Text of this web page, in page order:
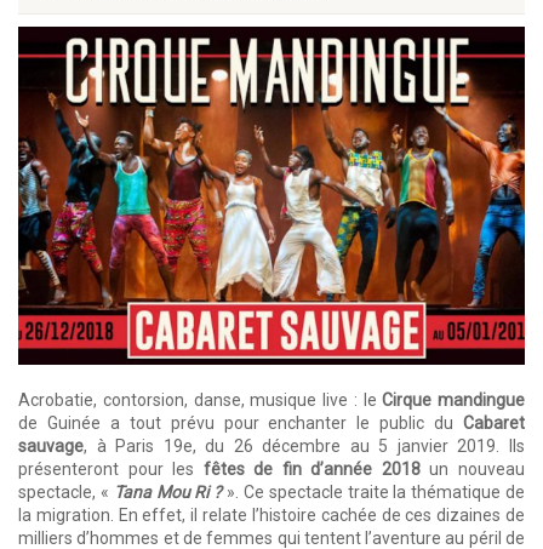
Acrobatie, contorsion, danse, musique live : leCirque mandingue
de Guinée a tout prévu pour enchanter le public du Cabaret
sauvage, à Paris 19e, du 26 décembre au 5 janvier 2019. Ils
présenteront pour les fêtes de fin d’année 2018un nouveau
spectacle, « Tana Mou Ri ?». Ce spectacle traite la thématique de
la migration. En effet, il relate l’histoire cachée de ces dizaines de
milliers d’hommes et de femmes qui tentent l’aventure au péril de